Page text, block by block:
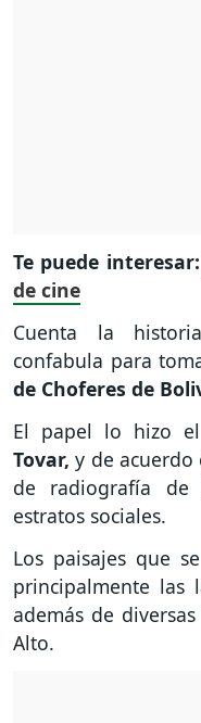
Te puede interesar:
de cine
Cuenta la
confabula para
de Choferes de
El papel lo hizo
Tovar, y de acuerdo
de radiografía de
estratos sociales.
Los paisajes que
principalmente las
además de
Alto.